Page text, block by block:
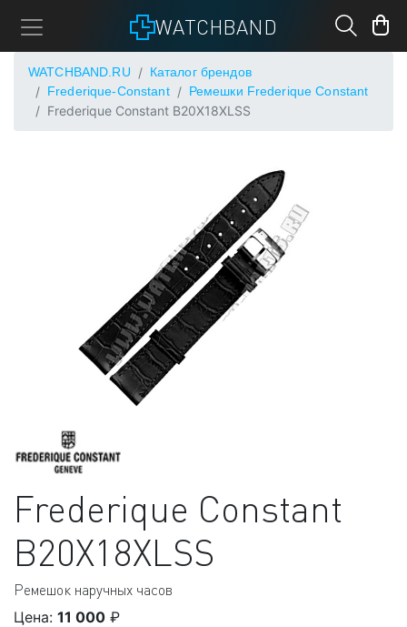
WATCHBAND
WATCHBAND.RU
Каталог брендов
Frederique-Constant
Ремешки Frederique Constant
Frederique Constant B20X18XLSS
Frederique Constant
B20X18XLSS
Ремешок наручных часов
Цена: 11 000 ₽